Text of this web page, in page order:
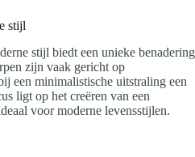
stijl
stijl biedt een unieke benadering
zijn vaak gericht op
een minimalistische uitstraling een
ligt op het creëren van een
voor moderne levensstijlen.